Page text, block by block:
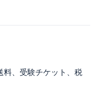
料、受験チケット、税